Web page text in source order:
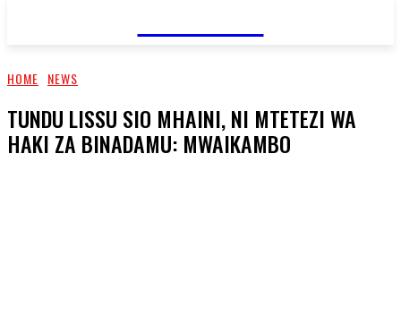
HOME NEWS
TUNDU LISSU SIO MHAINI, NI MTETEZI WA
HAKI ZA BINADAMU: MWAIKAMBO